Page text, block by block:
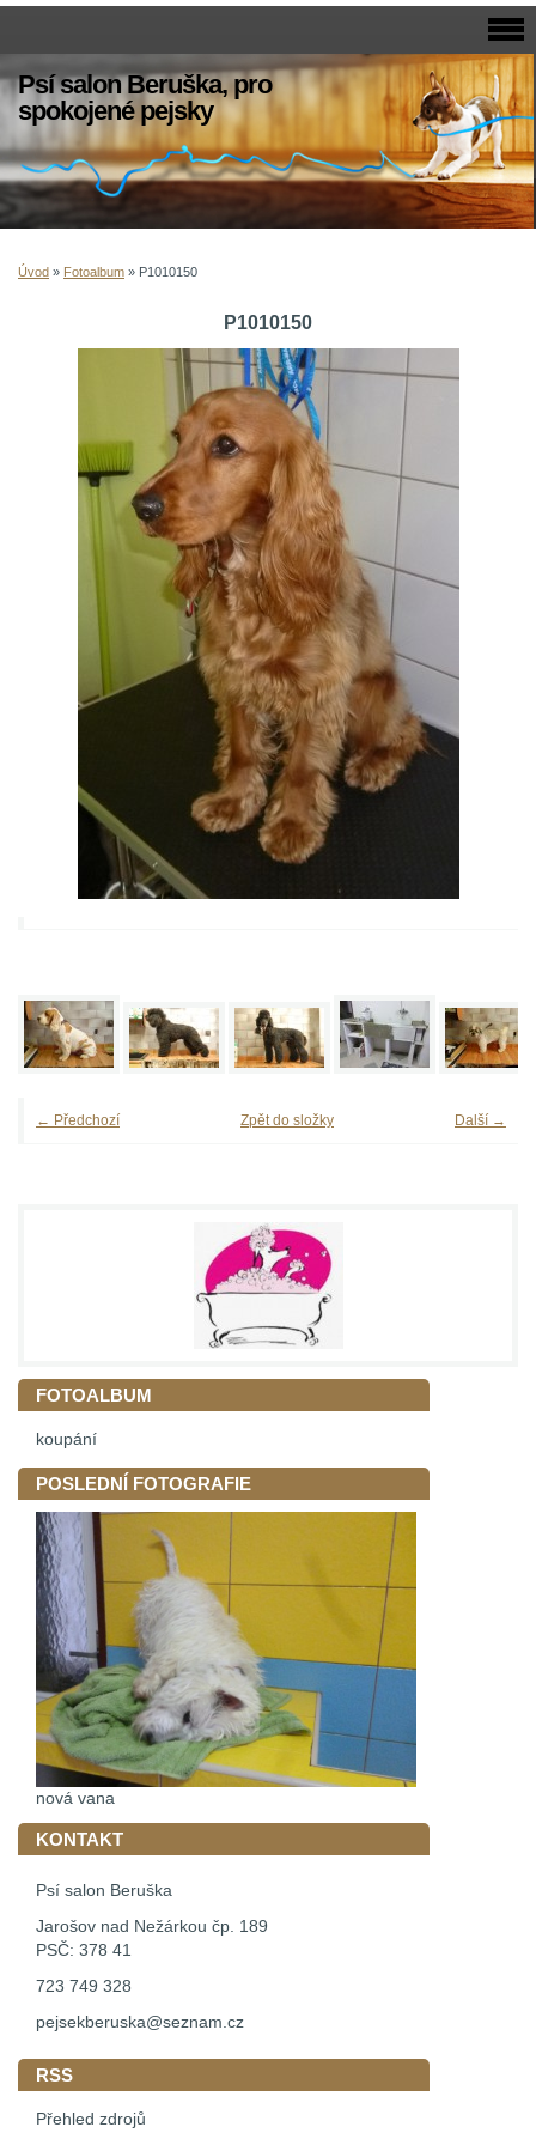
Psí salon Beruška, pro
spokojené pejsky
Úvod » Fotoalbum » P1010150
P1010150
← Předchozí Další →
Zpět do složky
FOTOALBUM
koupání
POSLEDNÍ FOTOGRAFIE
nová vana
KONTAKT
Psí salon Beruška
Jarošov nad Nežárkou čp. 189
PSČ: 378 41
723 749 328
pejsekberuska@seznam.cz
RSS
Přehled zdrojů